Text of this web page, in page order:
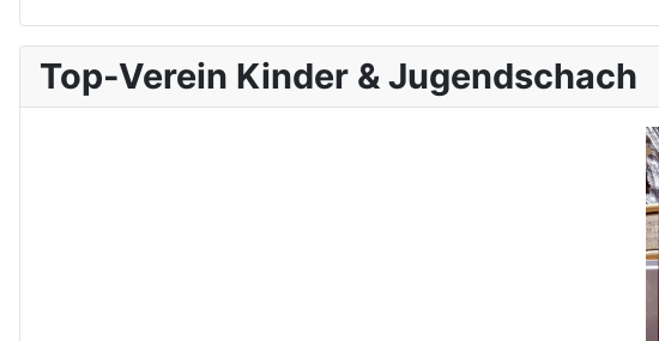
Top-Verein Kinder & Jugendschach